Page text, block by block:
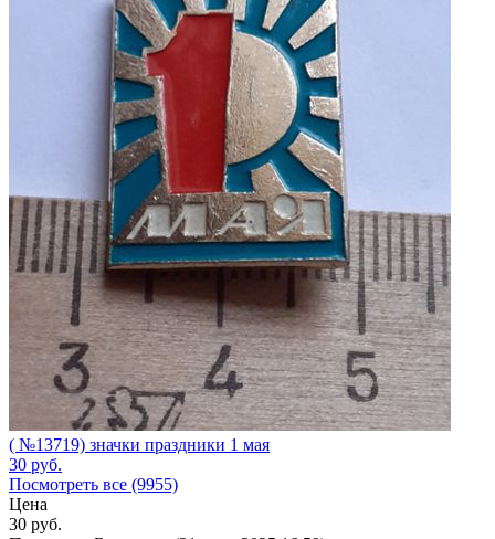
( №13719) значки праздники 1 мая
30 руб.
Посмотреть все (9955)
Цена
30 руб.